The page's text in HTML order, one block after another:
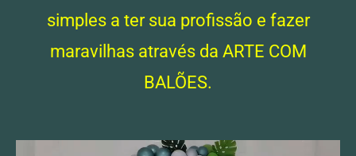
simples a ter sua profissão e fazer
maravilhas através da ARTE COM
BALÕES.